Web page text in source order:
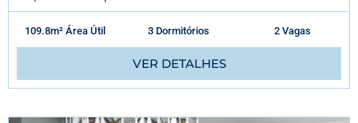
109.8m² Área Útil 3 Dormitórios 2 Vagas
VER DETALHES